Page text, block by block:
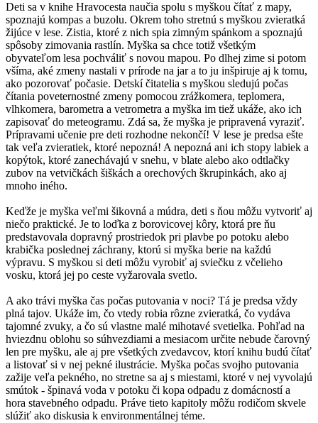
Deti sa v knihe Hravocesta naučia spolu s myškou čítať z mapy,
spoznajú kompas a buzolu. Okrem toho stretnú s myškou zvieratká
žijúce v lese. Zistia, ktoré z nich spia zimným spánkom a spoznajú
spôsoby zimovania rastlín. Myška sa chce totiž všetkým
obyvateľom lesa pochváliť s novou mapou. Po dlhej zime si potom
všíma, aké zmeny nastali v prírode na jar a to ju inšpiruje aj k tomu,
ako pozorovať počasie. Detskí čitatelia s myškou sledujú počas
čítania poveternostné zmeny pomocou zrážkomera, teplomera,
vlhkomera, barometra a vetrometra a myška im tiež ukáže, ako ich
zapisovať do meteogramu. Zdá sa, že myška je pripravená vyraziť.
Prípravami učenie pre deti rozhodne nekončí! V lese je predsa ešte
tak veľa zvieratiek, ktoré nepozná! A nepozná ani ich stopy labiek a
kopýtok, ktoré zanechávajú v snehu, v blate alebo ako odtlačky
zubov na vetvičkách šiškách a orechových škrupinkách, ako aj
mnoho iného.
Keďže je myška veľmi šikovná a múdra, deti s ňou môžu vytvoriť aj
niečo praktické. Je to loďka z borovicovej kôry, ktorá pre ňu
predstavovala dopravný prostriedok pri plavbe po potoku alebo
krabička poslednej záchrany, ktorú si myška berie na každú
výpravu. S myškou si deti môžu vyrobiť aj sviečku z včelieho
vosku, ktorá jej po ceste vyžarovala svetlo.
A ako trávi myška čas počas putovania v noci? Tá je predsa vždy
plná tajov. Ukáže im, čo vtedy robia rôzne zvieratká, čo vydáva
tajomné zvuky, a čo sú vlastne malé mihotavé svetielka. Pohľad na
hviezdnu oblohu so súhvezdiami a mesiacom určite nebude čarovný
len pre myšku, ale aj pre všetkých zvedavcov, ktorí knihu budú čítať
a listovať si v nej pekné ilustrácie. Myška počas svojho putovania
zažije veľa pekného, no stretne sa aj s miestami, ktoré v nej vyvolajú
smútok - špinavá voda v potoku či kopa odpadu z domácností a
hora stavebného odpadu. Práve tieto kapitoly môžu rodičom skvele
slúžiť ako diskusia k environmentálnej téme.